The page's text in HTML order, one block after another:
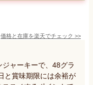
価格と在庫を楽天でチェック >>
ャーキーで、48グラ
と賞味期限には余裕が